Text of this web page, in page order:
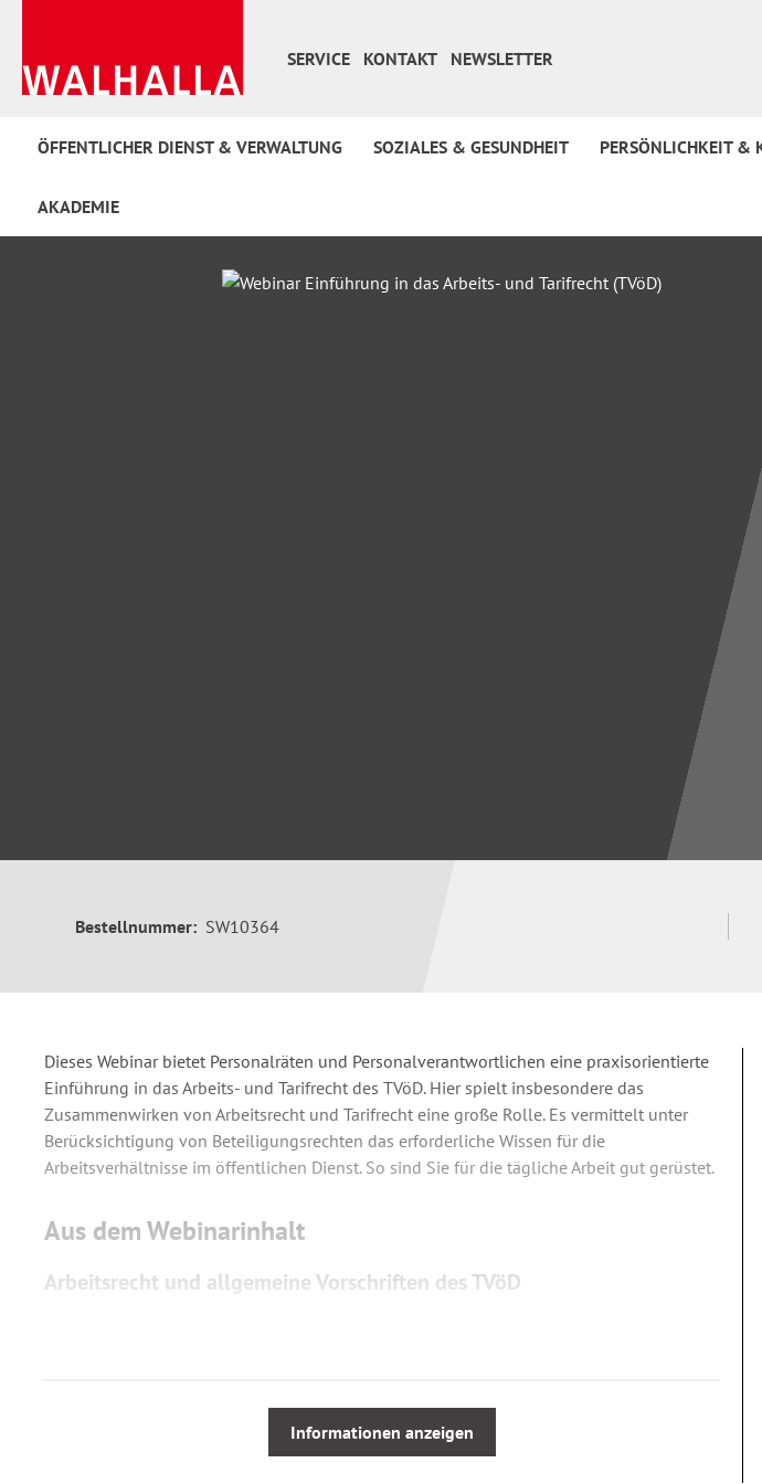
SERVICE
KONTAKT NEWSLETTER
ÖFFENTLICHER DIENST & VERWALTUNG SOZIALES & GESUNDHEIT PERSÖNLICHKEIT &
AKADEMIE
Bildergalerie überspringen
Bestellnummer: SW10364
Dieses Webinar bietet Personalräten und Personalverantwortlichen eine praxisorientierte
Einführung in das Arbeits- und Tarifrecht des TVöD. Hier spielt insbesondere das
Zusammenwirken von Arbeitsrecht und Tarifrecht eine große Rolle. Es vermittelt unter
Berücksichtigung von Beteiligungsrechten das erforderliche Wissen für die
Arbeitsverhältnisse im öffentlichen Dienst. So sind Sie für die tägliche Arbeit gut gerüstet.
Aus dem Webinarinhalt
Arbeitsrecht und allgemeine Vorschriften des TVöD
Informationen anzeigen